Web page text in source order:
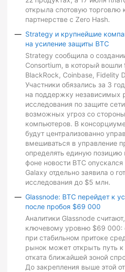
открыла спотовую торговлю
партнерстве с Zero Hash.
Strategy и крупнейшие
на усиление защиты BTC
Strategy сообщила о
Consortium, в который
BlackRock, Coinbase, Fidelity
Участники обязались за 3
на поддержку независимых
исследования по защите
возможных угроз со
компьютеров. В
будут централизованно
вмешиваться в управление
определять единую позицию
фоне новости BTC
Galaxy отдельно заявила о
исследования до $5 млн.
Glassnode: BTC перейдет к
после пробоя $69 000
Аналитики Glassnode
ключевому уровню $69 000:
при стабильном притоке
рынок может открыть путь
отката ближайшей зоной
До закрепления выше этой